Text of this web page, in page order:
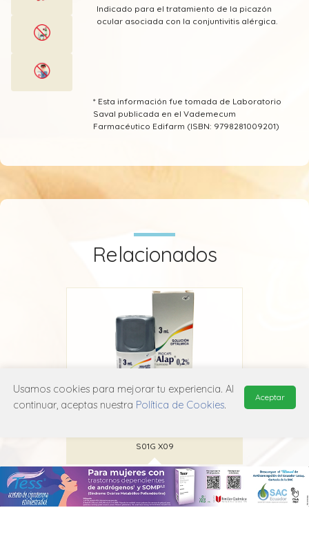
Indicado para el tratamiento de la picazón
ocular asociada con la conjuntivitis alérgica.
* Esta información fue tomada de Laboratorio
Saval publicada en el Vademecum
Farmacéutico Edifarm (ISBN: 9798281009201)
Relacionados
Alap
S01G X09
Usamos cookies para mejorar tu experiencia. Al
continuar, aceptas nuestra Política de Cookies.
Aceptar